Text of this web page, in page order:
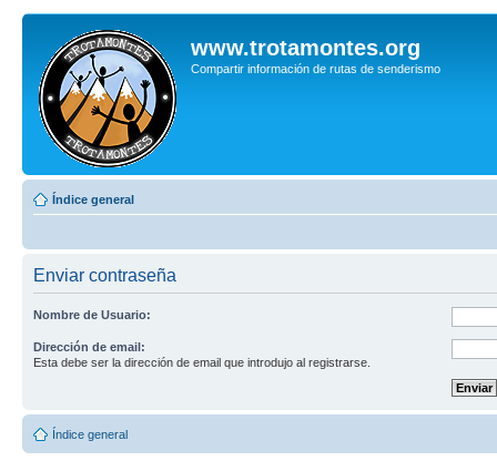
www.trotamontes.org
Compartir información de rutas de senderismo
Índice general
Enviar contraseña
Nombre de Usuario:
Dirección de email:
Esta debe ser la dirección de email que introdujo al registrarse.
Índice general